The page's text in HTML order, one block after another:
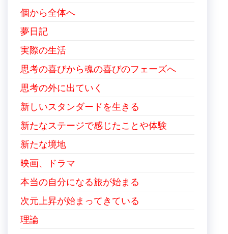
個から全体へ
夢日記
実際の生活
思考の喜びから魂の喜びのフェーズへ
思考の外に出ていく
新しいスタンダードを生きる
新たなステージで感じたことや体験
新たな境地
映画、ドラマ
本当の自分になる旅が始まる
次元上昇が始まってきている
理論